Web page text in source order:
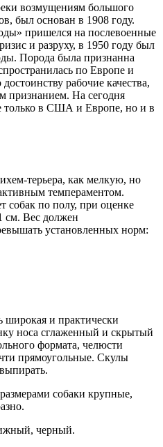
возмущениям большого
был основан в 1908 году.
пришелся на послевоенные
и разруху, в 1950 году был
Порода была признанна
по Европе и
рабочие качества,
признанием. На сегодня
только в США и Европе, но и в
терьера, как мелкую, но
темпераментом.
собак по полу, при оценке
см. Вес должен
установленных норм:
широкая и практически
носа сглаженный и скрытый
формата, челюсти
прямоугольные. Скулы
собаки крупные,
черный.